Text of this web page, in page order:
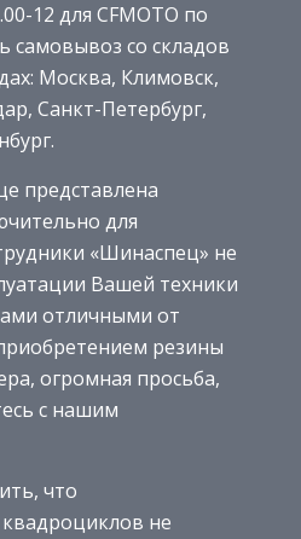
12 для CFMOTO по
самовывоз со складов
Москва, Климовск,
Санкт-Петербург,
представлена
для
«Шинаспец» не
Вашей техники
отличными от
резины
огромная просьба,
с нашим
что
не